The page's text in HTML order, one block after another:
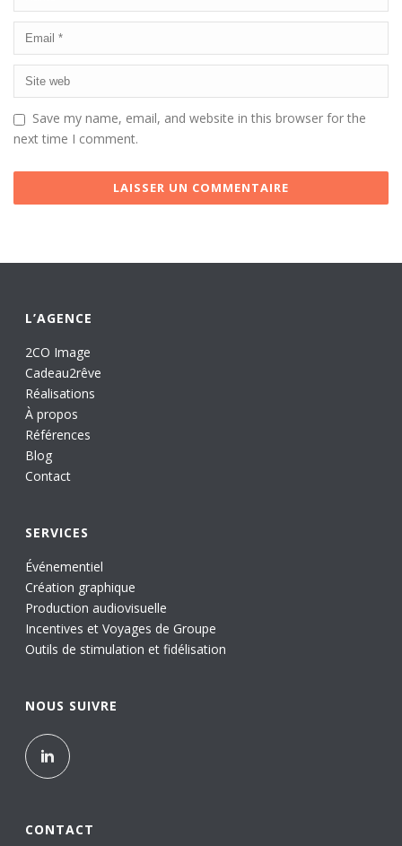
Save my name, email, and website in this browser for the
next time I comment.
L’AGENCE
2CO Image
Cadeau2rêve
Réalisations
À propos
Références
Blog
Contact
SERVICES
Événementiel
Création graphique
Production audiovisuelle
Incentives et Voyages de Groupe
Outils de stimulation et fidélisation
NOUS SUIVRE
CONTACT